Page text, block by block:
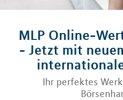
MLP Online-
- Jetzt mit
Ihr perfektes